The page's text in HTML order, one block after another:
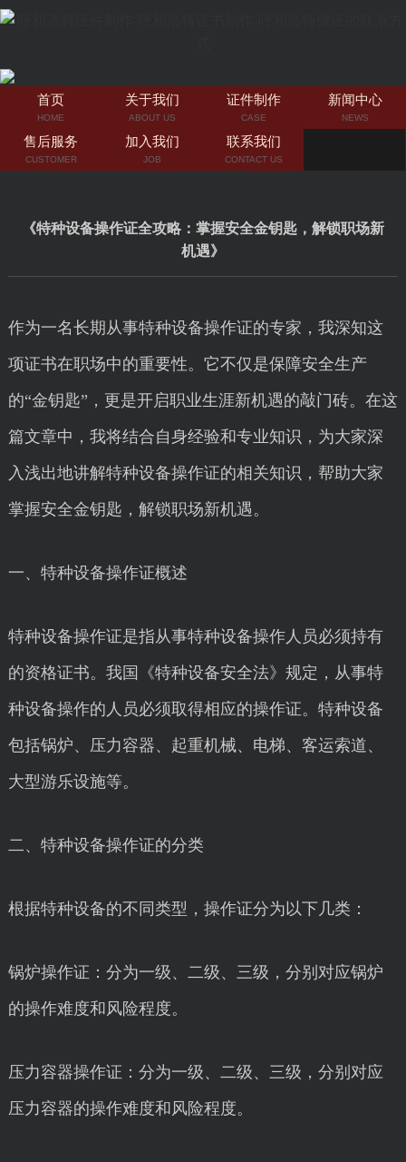
首页
HOME
关于我们
ABOUT US
证件制作
CASE
新闻中心
NEWS
售后服务
CUSTOMER
加入我们
JOB
联系我们
CONTACT US
《特种设备操作证全攻略：掌握安全金钥匙，解锁职场新
机遇》
作为一名长期从事特种设备操作证的专家，我深知这
项证书在职场中的重要性。它不仅是保障安全生产
的“金钥匙”，更是开启职业生涯新机遇的敲门砖。在这
篇文章中，我将结合自身经验和专业知识，为大家深
入浅出地讲解特种设备操作证的相关知识，帮助大家
掌握安全金钥匙，解锁职场新机遇。
一、特种设备操作证概述
特种设备操作证是指从事特种设备操作人员必须持有
的资格证书。我国《特种设备安全法》规定，从事特
种设备操作的人员必须取得相应的操作证。特种设备
包括锅炉、压力容器、起重机械、电梯、客运索道、
大型游乐设施等。
二、特种设备操作证的分类
根据特种设备的不同类型，操作证分为以下几类：
锅炉操作证：分为一级、二级、三级，分别对应锅炉
的操作难度和风险程度。
压力容器操作证：分为一级、二级、三级，分别对应
压力容器的操作难度和风险程度。